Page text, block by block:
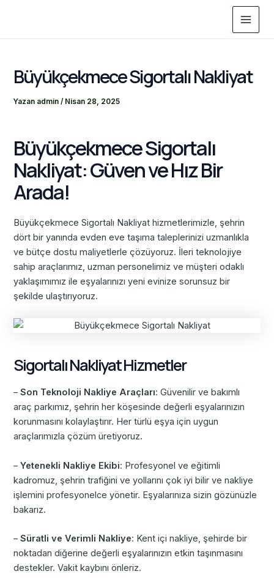
Main
Menu
Büyükçekmece Sigortalı Nakliyat
Yazan admin/ Nisan 28, 2025
Büyükçekmece Sigortalı
Nakliyat: Güven ve Hız Bir
Arada!
Büyükçekmece Sigortalı Nakliyat hizmetlerimizle, şehrin
dört bir yanında evden eve taşıma taleplerinizi uzmanlıkla
ve bütçe dostu maliyetlerle çözüyoruz. İleri teknolojiye
sahip araçlarımız, uzman personelimiz ve müşteri odaklı
yaklaşımımız ile eşyalarınızı yeni evinize sorunsuz bir
şekilde ulaştırıyoruz.
Sigortalı Nakliyat Hizmetler
–Son Teknoloji Nakliye Araçları: Güvenilir ve bakımlı
araç parkımız, şehrin her köşesinde değerli eşyalarınızın
korunmasını kolaylaştırır. Her türlü eşya için uygun
araçlarımızla çözüm üretiyoruz.
–Yetenekli Nakliye Ekibi: Profesyonel ve eğitimli
kadromuz, şehrin trafiğini ve yollarını çok iyi bilir ve nakliye
işlemini profesyonelce yönetir. Eşyalarınıza sizin gözünüzle
bakarız.
–Süratli ve Verimli Nakliye: Kent içi nakliye, şehirde bir
noktadan diğerine değerli eşyalarınızın etkin taşınmasını
destekler. Vakit kaybını önleriz.